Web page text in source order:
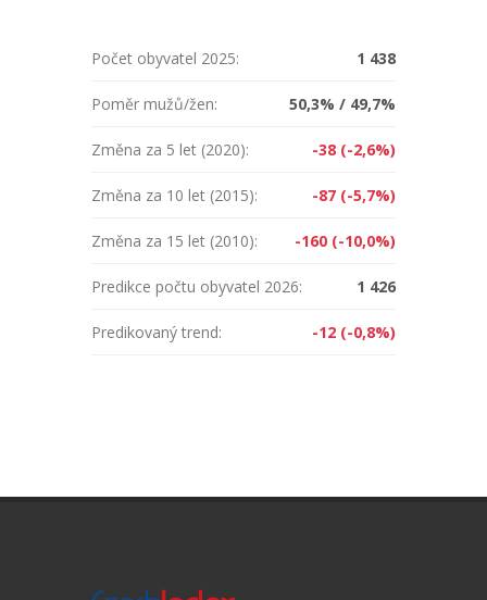
Počet obyvatel 2025: 1 438
Poměr mužů/žen: 50,3% / 49,7%
Změna za 5 let (2020): -38 (-2,6%)
Změna za 10 let (2015): -87 (-5,7%)
Změna za 15 let (2010): -160 (-10,0%)
Predikce počtu obyvatel 2026: 1 426
Predikovaný trend: -12 (-0,8%)